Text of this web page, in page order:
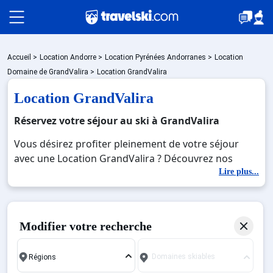
Packages
🚆Train de nuit
Stations
Hébergements
Bons plans
Accueil > Location Andorre > Location Pyrénées Andorranes > Location
Domaine de GrandValira > Location GrandValira
Location GrandValira
Réservez votre séjour au ski à GrandValira
Vous désirez profiter pleinement de votre séjour
avec une Location GrandValira ? Découvrez nos
offres de Location GrandValira pour skier sans limite
à noel, jour de l'an, février. Fermez les yeux et
imaginez… Profitez de votre Location GrandValira,
mêler les plaisirs de la glisse sur les pistes de ski et
paysages montagnards. Pour un week-end ou pour
Lire plus...
Modifier votre recherche
Domaines skiables